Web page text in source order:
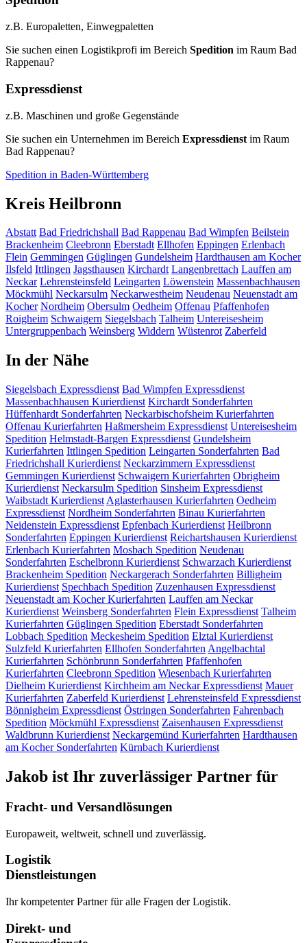
z.B. Europaletten, Einwegpaletten
Sie suchen einen Logistikprofi im Bereich Spedition im Raum Bad
Rappenau?
Expressdienst
z.B. Maschinen und große Gegenstände
Sie suchen ein Unternehmen im Bereich Expressdienst im Raum
Bad Rappenau?
Spedition in Baden-Württemberg
Kreis Heilbronn
Abstatt Bad Friedrichshall Bad Rappenau Bad Wimpfen Beilstein
Brackenheim Cleebronn Eberstadt Ellhofen Eppingen Erlenbach
Flein Gemmingen Güglingen Gundelsheim Hardthausen am Kocher
Ilsfeld Ittlingen Jagsthausen Kirchardt Langenbrettach Lauffen am
Neckar Lehrensteinsfeld Leingarten Löwenstein Massenbachhausen
Möckmühl Neckarsulm Neckarwestheim Neudenau Neuenstadt am
Kocher Nordheim Obersulm Oedheim Offenau Pfaffenhofen
Roigheim Schwaigern Siegelsbach Talheim Untereisesheim
Untergruppenbach Weinsberg Widdern Wüstenrot Zaberfeld
In der Nähe
Siegelsbach Expressdienst Bad Wimpfen Expressdienst
Massenbachhausen Kurierdienst Kirchardt Sonderfahrten
Hüffenhardt Sonderfahrten Neckarbischofsheim Kurierfahrten
Offenau Kurierfahrten Haßmersheim Expressdienst Untereisesheim
Spedition Helmstadt-Bargen Expressdienst Gundelsheim
Kurierfahrten Ittlingen Spedition Leingarten Sonderfahrten Bad
Friedrichshall Kurierdienst Neckarzimmern Expressdienst
Gemmingen Kurierdienst Schwaigern Kurierfahrten Obrigheim
Kurierdienst Neckarsulm Spedition Sinsheim Expressdienst
Waibstadt Kurierdienst Aglasterhausen Kurierfahrten Oedheim
Expressdienst Nordheim Sonderfahrten Binau Kurierfahrten
Neidenstein Expressdienst Epfenbach Kurierdienst Heilbronn
Sonderfahrten Eppingen Kurierdienst Reichartshausen Kurierdienst
Erlenbach Kurierfahrten Mosbach Spedition Neudenau
Sonderfahrten Eschelbronn Kurierdienst Schwarzach Kurierdienst
Brackenheim Spedition Neckargerach Sonderfahrten Billigheim
Kurierdienst Spechbach Spedition Zuzenhausen Expressdienst
Neuenstadt am KocherKurierfahrten Lauffen am Neckar
Kurierdienst Weinsberg Sonderfahrten Flein Expressdienst Talheim
Kurierfahrten Güglingen Spedition Eberstadt Sonderfahrten
Lobbach Spedition Meckesheim Spedition Elztal Kurierdienst
Sulzfeld Kurierfahrten Ellhofen Sonderfahrten Angelbachtal
Kurierfahrten Schönbrunn Sonderfahrten Pfaffenhofen
Kurierfahrten Cleebronn Spedition Wiesenbach Kurierfahrten
Dielheim Kurierdienst Kirchheim am NeckarExpressdienst Mauer
Kurierfahrten Zaberfeld Kurierdienst Lehrensteinsfeld Expressdienst
Bönnigheim Expressdienst Östringen Sonderfahrten Fahrenbach
Spedition Möckmühl Expressdienst Zaisenhausen Expressdienst
Waldbrunn Kurierdienst Neckargemünd Kurierfahrten Hardthausen
am Kocher Sonderfahrten Kürnbach Kurierdienst
Jakob ist Ihr zuverlässiger Partner für
Fracht- und Versandlösungen
Europaweit, weltweit, schnell und zuverlässig.
Logistik
Dienstleistungen
Ihr kompetenter Partner für alle Fragen der Logistik.
Direkt- und